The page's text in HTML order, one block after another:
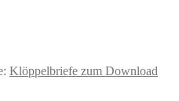
Klöppelbriefe zum Download